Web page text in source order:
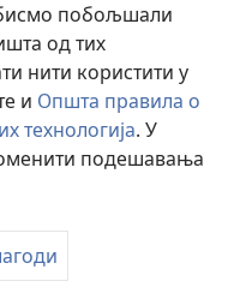
побољшали
од тих
нити користити у
и Општа правила о
технологија. У
подешавања
Society of Pennsylvania.